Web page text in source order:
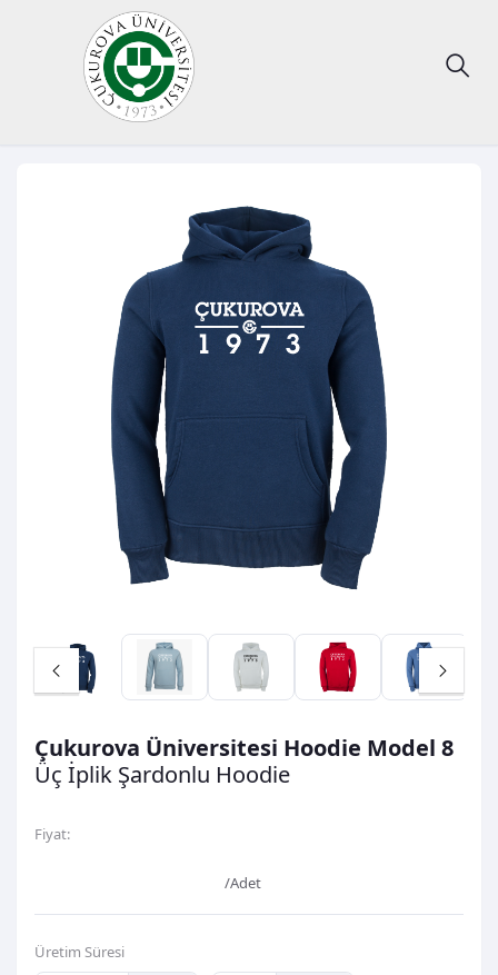
Çukurova Üniversitesi Hoodie Model 8
Üç İplik Şardonlu Hoodie
Fiyat:
/Adet
Üretim Süresi